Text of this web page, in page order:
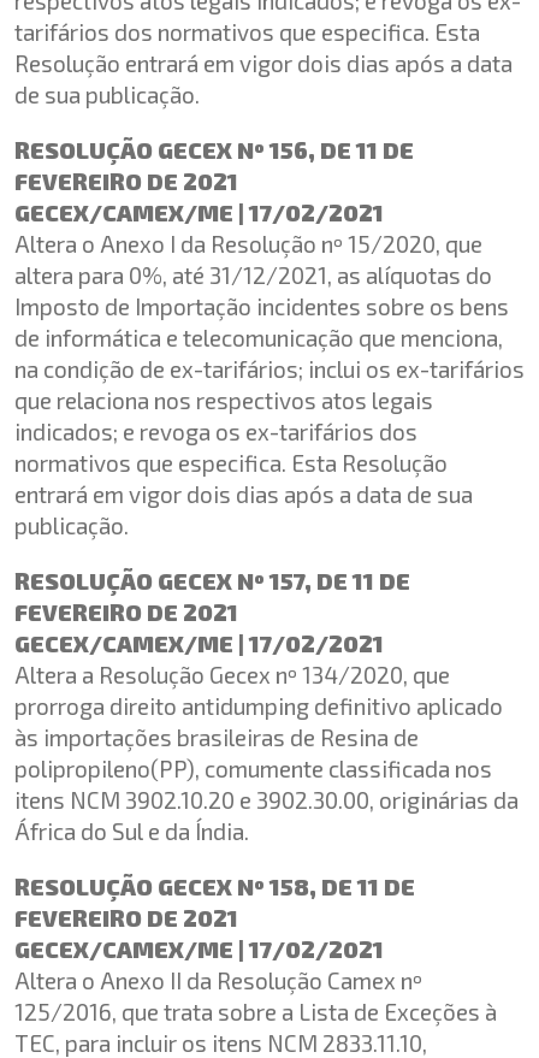
tarifários dos normativos que especifica. Esta
Resolução entrará em vigor dois dias após a data
de sua publicação.
RESOLUÇÃO GECEX Nº 156, DE 11 DE
FEVEREIRO DE 2021
GECEX/CAMEX/ME | 17/02/2021
Altera o Anexo I da Resolução nº 15/2020, que
altera para 0%, até 31/12/2021, as alíquotas do
Imposto de Importação incidentes sobre os bens
de informática e telecomunicação que menciona,
na condição de ex-tarifários; inclui os ex-tarifários
que relaciona nos respectivos atos legais
indicados; e revoga os ex-tarifários dos
normativos que especifica. Esta Resolução
entrará em vigor dois dias após a data de sua
publicação.
RESOLUÇÃO GECEX Nº 157, DE 11 DE
FEVEREIRO DE 2021
GECEX/CAMEX/ME | 17/02/2021
Altera a Resolução Gecex nº 134/2020, que
prorroga direito antidumping definitivo aplicado
às importações brasileiras de Resina de
polipropileno(PP), comumente classificada nos
itens NCM 3902.10.20 e 3902.30.00, originárias da
África do Sul e da Índia.
RESOLUÇÃO GECEX Nº 158, DE 11 DE
FEVEREIRO DE 2021
GECEX/CAMEX/ME | 17/02/2021
Altera o Anexo II da Resolução Camex nº
125/2016, que trata sobre a Lista de Exceções à
TEC, para incluir os itens NCM 2833.11.10,